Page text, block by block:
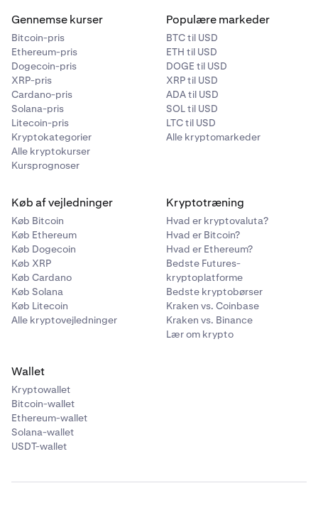
En virksomhedsenhed, der driver
investeringsvirksomhed i finansielle produkter,
interesser i jord eller andre investeringer; og til disse
formål investerer midler modtaget (direkte eller
indirekte) efter et tilbud eller en invitation til
offentligheden, hvis vilkår fastsatte, at de tegnede
midler skulle investeres til disse formål.
8
En udenlandsk enhed, der, hvis den var etableret eller
indarbejdet i Australien, ville være omfattet af en af
ovenstående kategorier.
For tests vedrørende enheder eller virksomhedsorganer
omfatter ovenstående kategorier ikke direktører, ledere,
seniorchefer eller autoriserede repræsentanter for
organet og henviser kun til den faktiske enhed eller
organ.
Påkrævede understøttende dokumenter:
Venligst fremlæg en kopi af et professionelt
måneder, der indeholder bevis for mindst et af de valgte
kriterier.
Eksempel på erklæring her
Hvis du ansøger som en relateret virksomhedsenhed til
en børsnoteret enhed, bedes du fremlægge et diagram,
en direktør med deres direktørs identifikationsnummer.
Gennemse kurser
Bitcoin-pris
Ethereum-pris
Dogecoin-pris
XRP-pris
Cardano-pris
Solana-pris
Litecoin-pris
Kryptokategorier
Alle kryptokurser
Kursprognoser
Populære markeder
BTC til USD
ETH til USD
DOGE til USD
XRP til USD
ADA til USD
SOL til USD
LTC til USD
Alle kryptomarkeder
Køb af vejledninger
Køb Bitcoin
Køb Ethereum
Køb Dogecoin
Køb XRP
Køb Cardano
Køb Solana
Køb Litecoin
Alle kryptovejledninger
Kryptotræning
Hvad er kryptovaluta?
Hvad er Bitcoin?
Hvad er Ethereum?
Bedste Futures-
kryptoplatforme
Bedste kryptobørser
Kraken vs. Coinbase
Kraken vs. Binance
Lær om krypto
Wallet
Kryptowallet
Bitcoin-wallet
Ethereum-wallet
Solana-wallet
USDT-wallet